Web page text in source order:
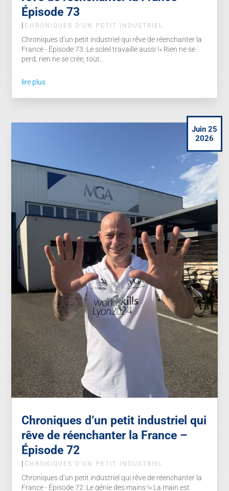
Épisode 73
| CHRONIQUES D’UN PETIT INDUSTRIEL
Chroniques d’un petit industriel qui rêve de réenchanter la
France - Épisode 73 :Le soleil travaille aussi !« Rien ne se
perd, rien ne se crée, tout...
lire plus
Chroniques d’un petit industriel qui
rêve de réenchanter la France –
Épisode 72
Juin 25
2026
| CHRONIQUES D’UN PETIT INDUSTRIEL
Chroniques d’un petit industriel qui rêve de réenchanter la
France - Épisode 72 :Le génie des mains !« La main est